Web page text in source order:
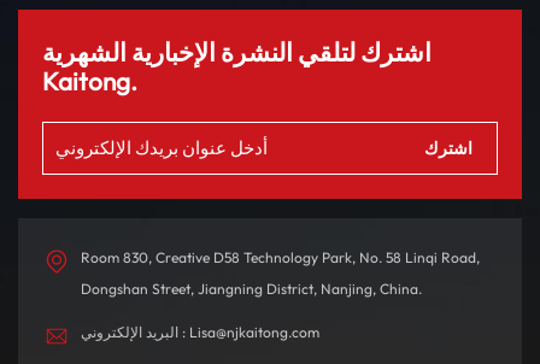
اشترك لتلقي النشرة الإخبارية الشهرية
Kaitong.
Room 830, Creative D58 Technology Park, No. 58 Linqi Road,
Dongshan Street, Jiangning District, Nanjing, China.
البريد الإلكتروني : Lisa@njkaitong.com